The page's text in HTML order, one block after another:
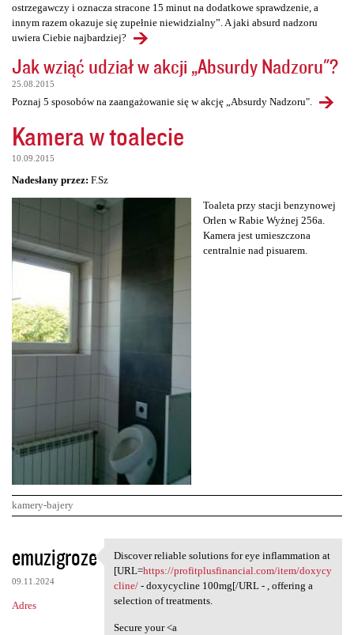
ostrzegawczy i oznacza stracone 15 minut na dodatkowe sprawdzenie, a
innym razem okazuje się zupełnie niewidzialny”. A jaki absurd nadzoru
uwiera Ciebie najbardziej?
Jak wziąć udział w akcji „Absurdy Nadzoru"?
25.08.2015
Poznaj 5 sposobów na zaangażowanie się w akcję „Absurdy Nadzoru".
Kamera w toalecie
10.09.2015
Nadesłany przez: F.Sz
Toaleta przy stacji benzynowej
Orlen w Rabie Wyżnej 256a.
Kamera jest umieszczona
centralnie nad pisuarem.
kamery-bajery
K
o
m
e
emuzigroze
09.11.2024
Adres
Discover reliable solutions
Discover reliable solutions for eye inflammation at
[URL=https://profitplusfinancial.com/item/doxycy
cline/- doxycycline 100mg[/URL - , offering a
selection of treatments.
Secure your <a